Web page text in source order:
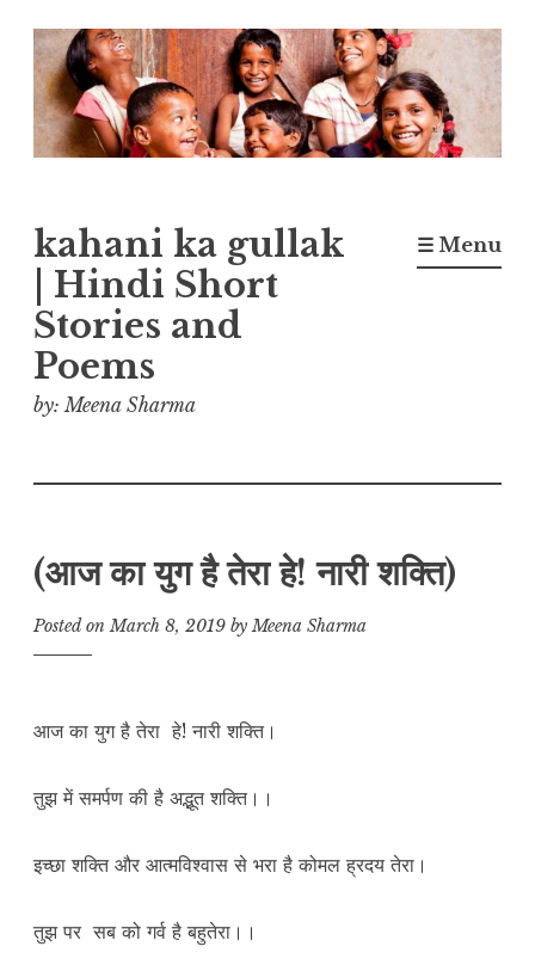
Skip
to
content
kahani ka gullak
| Hindi Short
Stories and
Poems
by: Meena Sharma
☰ Menu
(आज का युग है तेरा हे! नारी शक्ति)
Posted onMarch 8, 2019 byMeena Sharma
आज का युग है तेरा हे! नारी शक्ति।
तुझ में समर्पण की है अद्भूत शक्ति।।
इच्छा शक्ति और आत्मविश्वास से भरा है कोमल ह्रदय तेरा।
तुझ पर सब को गर्व है बहुतेरा।।